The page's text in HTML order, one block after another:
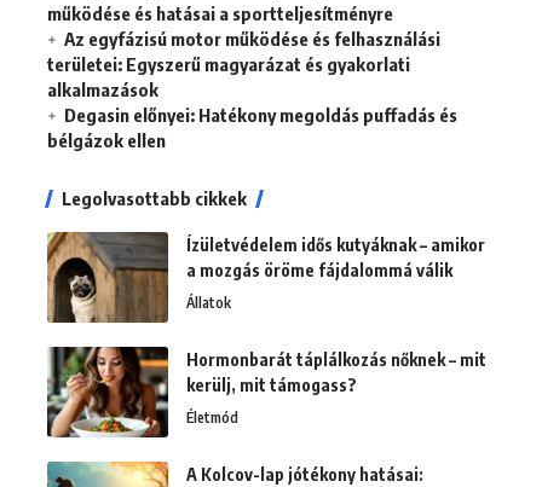
működése és hatásai a sportteljesítményre
Az egyfázisú motor működése és felhasználási
területei: Egyszerű magyarázat és gyakorlati
alkalmazások
Degasin előnyei: Hatékony megoldás puffadás és
bélgázok ellen
Legolvasottabb cikkek
Ízületvédelem idős kutyáknak – amikor
a mozgás öröme fájdalommá válik
Állatok
Hormonbarát táplálkozás nőknek – mit
kerülj, mit támogass?
Életmód
A Kolcov-lap jótékony hatásai: